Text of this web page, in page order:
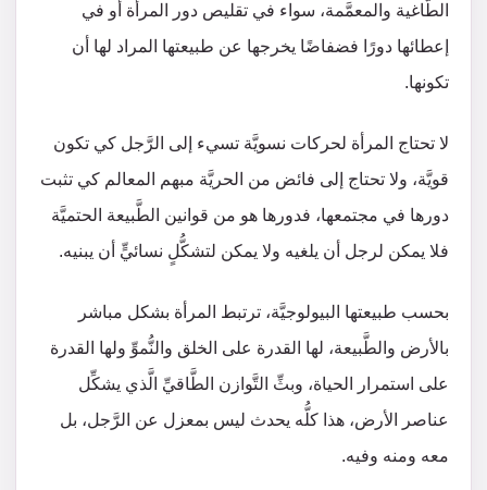
الطَّاغية والمعمَّمة، سواء في تقليص دور المرأة أو في
إعطائها دورًا فضفاضًا يخرجها عن طبيعتها المراد لها أن
تكونها.
لا تحتاج المرأة لحركات نسويَّة تسيء إلى الرَّجل كي تكون
قويَّة، ولا تحتاج إلى فائض من الحريَّة مبهم المعالم كي تثبت
دورها في مجتمعها، فدورها هو من قوانين الطَّبيعة الحتميَّة
فلا يمكن لرجل أن يلغيه ولا يمكن لتشكُّلٍ نسائيٍّ أن يبنيه.
بحسب طبيعتها البيولوجيَّة، ترتبط المرأة بشكل مباشر
بالأرض والطَّبيعة، لها القدرة على الخلق والنُّموِّ ولها القدرة
على استمرار الحياة، وبثِّ التَّوازن الطَّاقيِّ الَّذي يشكِّل
عناصر الأرض، هذا كلُّه يحدث ليس بمعزل عن الرَّجل، بل
معه ومنه وفيه.